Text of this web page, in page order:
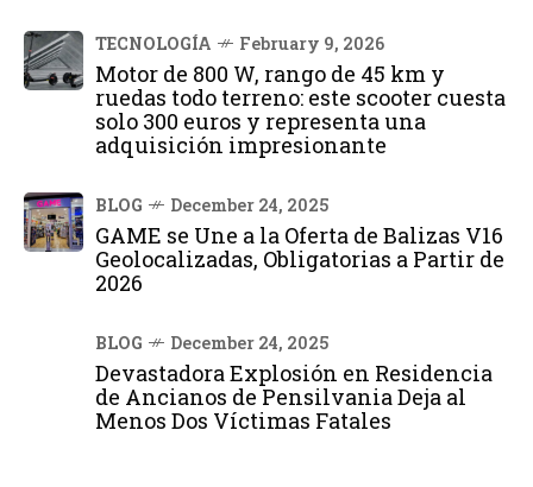
TECNOLOGÍA February 9, 2026
Motor de 800 W, rango de 45 km y
ruedas todo terreno: este scooter cuesta
solo 300 euros y representa una
adquisición impresionante
BLOG December 24, 2025
GAME se Une a la Oferta de Balizas V16
Geolocalizadas, Obligatorias a Partir de
2026
BLOG December 24, 2025
Devastadora Explosión en Residencia
de Ancianos de Pensilvania Deja al
Menos Dos Víctimas Fatales